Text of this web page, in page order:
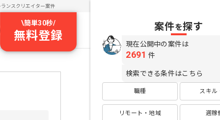
ランスクリエイター案件
\簡単30秒/
無料登録
案件を探す
現在公開中の案件は
2691 件
検索できる条件はこちら
職種 スキル
リモート・地域 週稼